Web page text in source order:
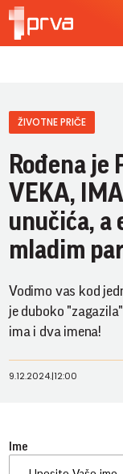
ŽIVOTNE PRIČE
Rođena je
VEKA,
unučića, a
mladim
Vodimo vas kod
je duboko
ima i dva imena!
9.12.2024.|12:00
Ime